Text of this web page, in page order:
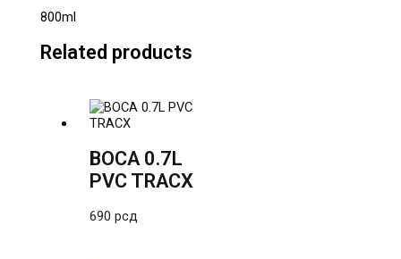
800ml
Related products
BOCA 0.7L
PVC TRACX
690 рсд